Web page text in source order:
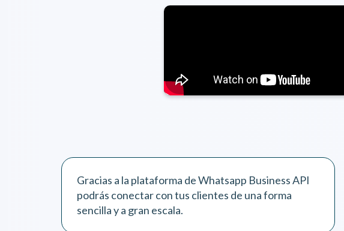
Gracias a la plataforma de Whatsapp Business API
podrás conectar con tus clientes de una forma
sencilla y a gran escala.